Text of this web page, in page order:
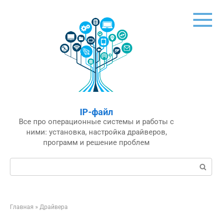
IP-файл
Все про операционные системы и работы с
ними: установка, настройка драйверов,
программ и решение проблем
Поиск:
Главная » Драйвера